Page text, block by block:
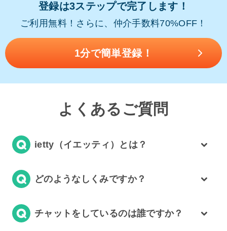
登録は3ステップで完了します！
ご利用無料！さらに、仲介手数料70%OFF！
1分で簡単登録！
よくあるご質問
ietty（イエッティ）とは？
どのようなしくみですか？
チャットをしているのは誰ですか？